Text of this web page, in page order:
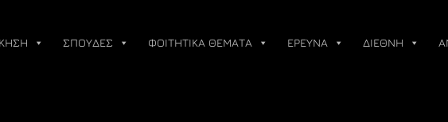
ΣΠΟΥΔΕΣ ΦΟΙΤΗΤΙΚΑ ΘΕΜΑΤΑ ΕΡΕΥΝΑ ΔΙΕΘΝΗ